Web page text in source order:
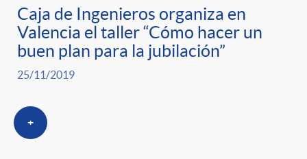
Caja de Ingenieros organiza en
Valencia el taller “Cómo hacer un
buen plan para la jubilación”
25/11/2019
+